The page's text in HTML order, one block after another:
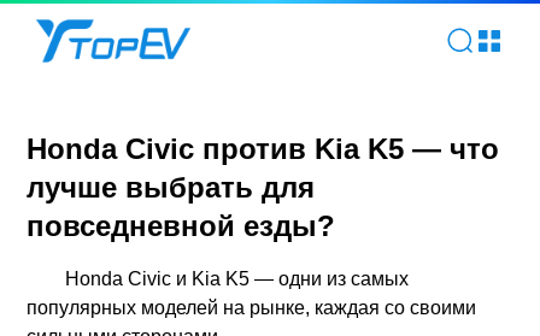
Honda Civic против Kia K5 — что
лучше выбрать для
повседневной езды?
Honda Civic и Kia K5 — одни из самых
популярных моделей на рынке, каждая со своими